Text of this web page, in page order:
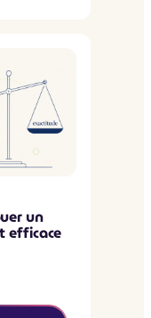
un
efficace